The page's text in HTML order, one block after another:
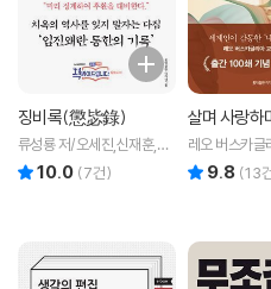
징비록(懲毖錄)
류성룡 저/오세진,신재훈,박
희정 역10.0 (7건)
살며 사랑하
레오 버스카글
선 역9.8 (13